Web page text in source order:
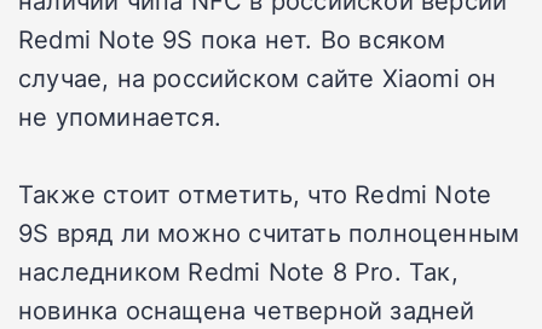
Redmi Note 9S пока нет. Во всяком
случае, на российском сайте Xiaomi он
не упоминается.
Также стоит отметить, что Redmi Note
9S вряд ли можно считать полноценным
наследником Redmi Note 8 Pro. Так,
новинка оснащена четверной задней